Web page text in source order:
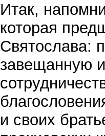
Итак,
которая
Святослава:
завещанную
и своих